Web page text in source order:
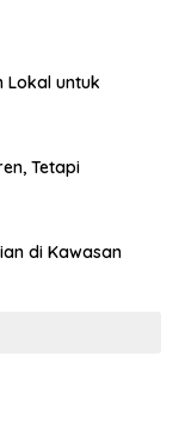
Lokal untuk
Tetapi
di Kawasan